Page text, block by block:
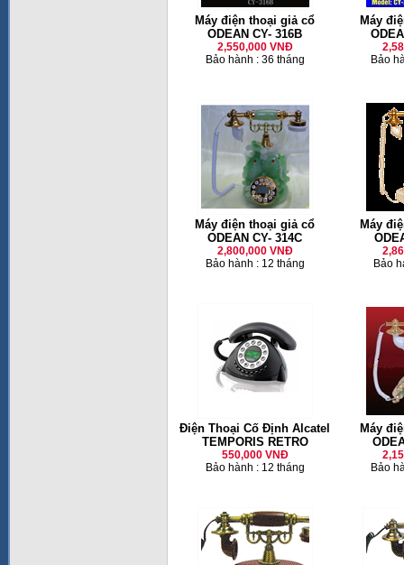
Máy điện thoại giả cổ
ODEAN CY- 316B
2,550,000 VNĐ
Bảo hành : 36 tháng
Máy
Bảo
Máy điện thoại giả cổ
ODEAN CY- 314C
2,800,000 VNĐ
Bảo hành : 12 tháng
Máy
Bảo
Điện Thoại Cố Định Alcatel
TEMPORIS RETRO
550,000 VNĐ
Bảo hành : 12 tháng
Máy
Bảo